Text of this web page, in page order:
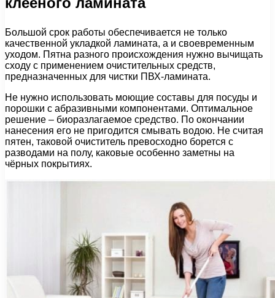
Большой срок работы обеспечивается не только
качественной укладкой ламината, а и своевременным
уходом. Пятна разного происхождения нужно вычищать
сходу с применением очистительных средств,
предназначенных для чистки ПВХ-ламината.
Не нужно использовать моющие составы для посуды и
порошки с абразивными компонентами. Оптимальное
решение – биоразлагаемое средство. По окончании
нанесения его не пригодится смывать водою. Не считая
пятен, таковой очиститель превосходно борется с
разводами на полу, каковые особенно заметны на
чёрных покрытиях.